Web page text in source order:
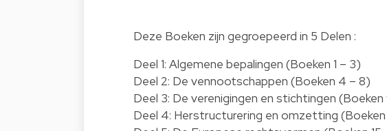
Deze Boeken zijn gegroepeerd in 5 Delen :
Deel 1: Algemene bepalingen (Boeken 1 – 3)
Deel 2: De vennootschappen (Boeken 4 – 8)
Deel 3: De verenigingen en stichtingen (Boeken
Deel 4: Herstructurering en omzetting (Boeken